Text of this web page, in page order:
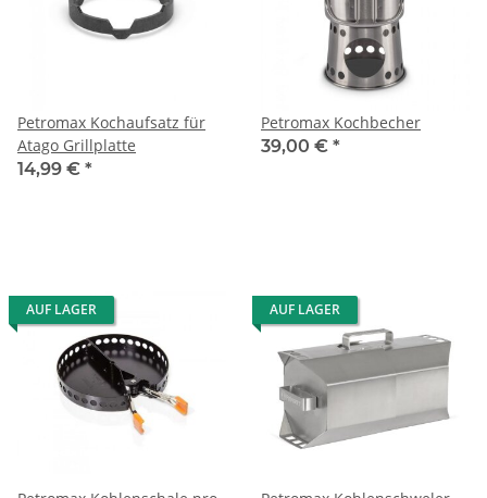
Petromax Kochaufsatz für
Atago Grillplatte
14,99 € *
Petromax Kochbecher
39,00 € *
AUF LAGER AUF LAGER